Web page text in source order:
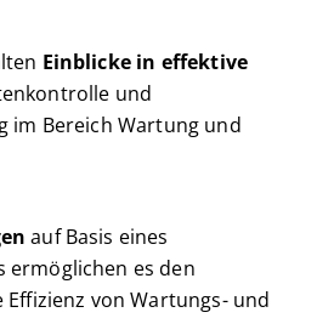
Einblicke in effektive
und
im Bereich Wartung und
auf Basis eines
ermöglichen es den
von Wartungs- und